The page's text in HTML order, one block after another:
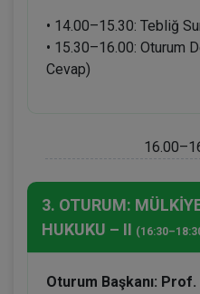
• 14.00–15.30: Tebliğ
• 15.30–16.00: Oturum
Cevap)
3. OTURUM:
HUKUKU – II
Oturum Başkanı: